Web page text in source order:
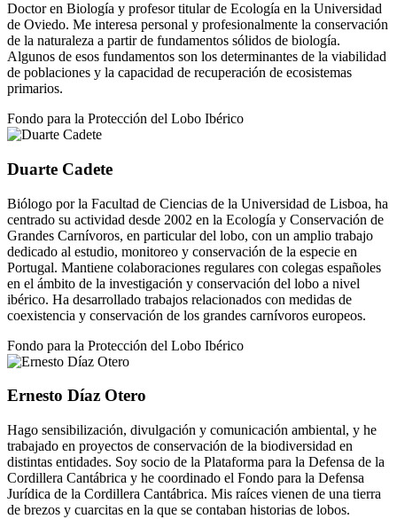
Doctor en Biología y profesor titular de Ecología en la Universidad
de Oviedo. Me interesa personal y profesionalmente la conservación
de la naturaleza a partir de fundamentos sólidos de biología.
Algunos de esos fundamentos son los determinantes de la viabilidad
de poblaciones y la capacidad de recuperación de ecosistemas
primarios.
Fondo para la Protección del Lobo Ibérico
Duarte Cadete
Biólogo por la Facultad de Ciencias de la Universidad de Lisboa, ha
centrado su actividad desde 2002 en la Ecología y Conservación de
Grandes Carnívoros, en particular del lobo, con un amplio trabajo
dedicado al estudio, monitoreo y conservación de la especie en
Portugal. Mantiene colaboraciones regulares con colegas españoles
en el ámbito de la investigación y conservación del lobo a nivel
ibérico. Ha desarrollado trabajos relacionados con medidas de
coexistencia y conservación de los grandes carnívoros europeos.
Fondo para la Protección del Lobo Ibérico
Ernesto Díaz Otero
Hago sensibilización, divulgación y comunicación ambiental, y he
trabajado en proyectos de conservación de la biodiversidad en
distintas entidades. Soy socio de la Plataforma para la Defensa de la
Cordillera Cantábrica y he coordinado el Fondo para la Defensa
Jurídica de la Cordillera Cantábrica. Mis raíces vienen de una tierra
de brezos y cuarcitas en la que se contaban historias de lobos.